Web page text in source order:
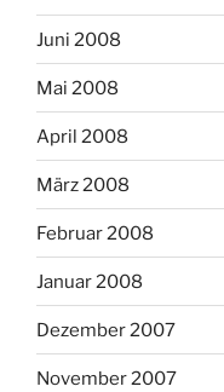
Juni 2008
Mai 2008
April 2008
März 2008
Februar 2008
Januar 2008
Dezember 2007
November 2007